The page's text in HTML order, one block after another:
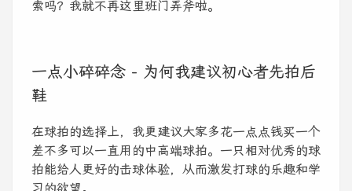
索吗？我就不再这里班门弄斧啦。
一点小碎碎念 - 为何我建议初心者先拍后
鞋
在球拍的选择上，我更建议大家多花一点点钱买一个
差不多可以一直用的中高端球拍。一只相对优秀的球
拍能给人更好的击球体验，从而激发打球的乐趣和学